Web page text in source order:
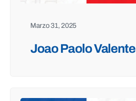
Marzo 31, 2025
Joao Paolo Valente